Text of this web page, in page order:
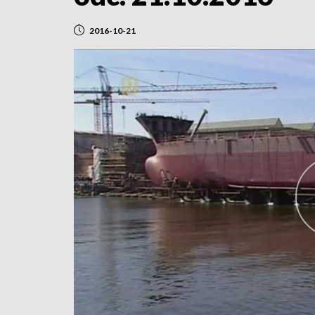
2016-10-21